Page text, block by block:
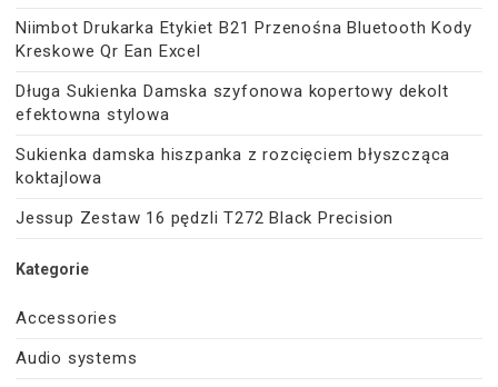
Niimbot Drukarka Etykiet B21 Przenośna Bluetooth Kody
Kreskowe Qr Ean Excel
Długa Sukienka Damska szyfonowa kopertowy dekolt
efektowna stylowa
Sukienka damska hiszpanka z rozcięciem błyszcząca
koktajlowa
Jessup Zestaw 16 pędzli T272 Black Precision
Kategorie
Accessories
Audio systems